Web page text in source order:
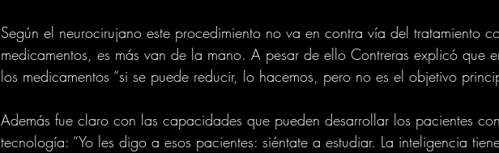
Según el neurocirujano este procedimiento no va en contra vía del tratamiento
medicamentos, es más van de la mano. A pesar de ello Contreras explicó que
los medicamentos “si se puede reducir, lo hacemos, pero no es el objetivo
Además fue claro con las capacidades que pueden desarrollar los pacientes
tecnología: “Yo les digo a esos pacientes: siéntate a estudiar. La inteligencia